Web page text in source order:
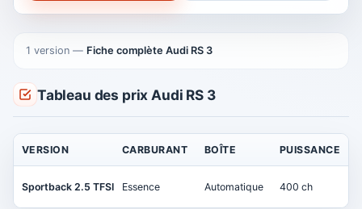
1 version — Fiche complète Audi RS 3
Tableau des prix Audi RS 3
VERSION CARBURANT BOÎTE PUISSANCE
Sportback 2.5 TFSI Essence Automatique 400 ch